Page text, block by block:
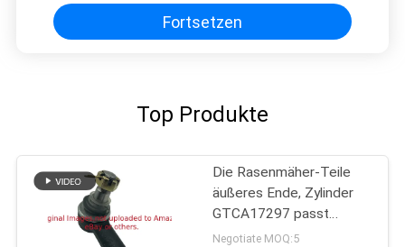
Fortsetzen
Top Produkte
Die Rasenmäher-Teile
äußeres Ende, Zylinder
GTCA17297 passt
Deere-Mäher
Negotiate MOQ:5